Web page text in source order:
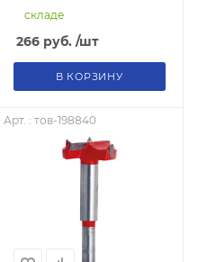
складе
266руб. /шт
В КОРЗИНУ
Арт. : тов-198840